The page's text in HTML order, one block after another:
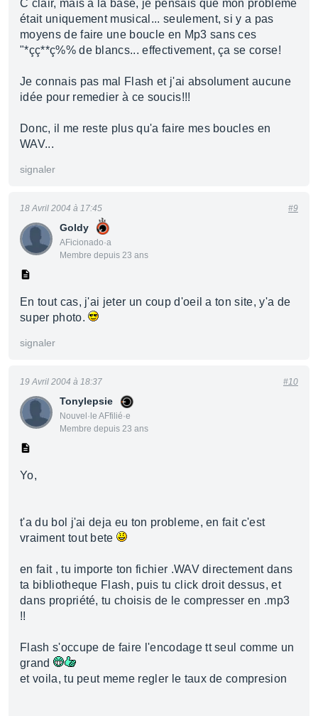
C clair, mais à la base, je pensais que mon problème
était uniquement musical... seulement, si y a pas
moyens de faire une boucle en Mp3 sans ces
"*çç**ç%% de blancs... effectivement, ça se corse!
Je connais pas mal Flash et j'ai absolument aucune
idée pour remedier à ce soucis!!!
Donc, il me reste plus qu'a faire mes boucles en
WAV...
signaler
Goldy
AFicionado·a
Membre depuis 23 ans
18 Avril 2004 à 17:45 #9
En tout cas, j'ai jeter un coup d'oeil a ton site, y'a de
super photo.
signaler
Tonylepsie
Nouvel·le AFfilié·e
Membre depuis 23 ans
19 Avril 2004 à 18:37 #10
Yo,
t'a du bol j'ai deja eu ton probleme, en fait c'est
vraiment tout bete
en fait , tu importe ton fichier .WAV directement dans
ta bibliotheque Flash, puis tu click droit dessus, et
dans propriété, tu choisis de le compresser en .mp3
!!
Flash s'occupe de faire l'encodage tt seul comme un
grand
et voila, tu peut meme regler le taux de compresion